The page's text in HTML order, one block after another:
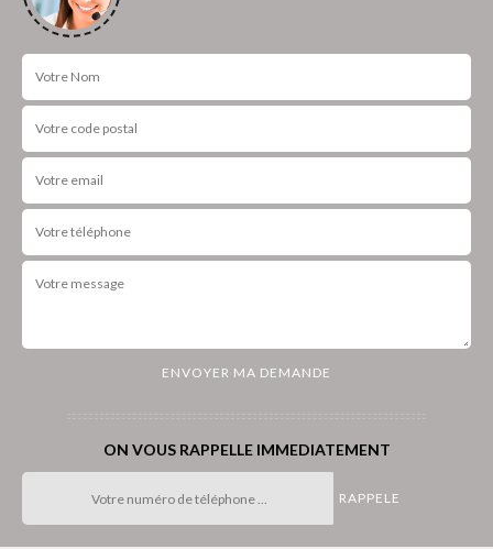
ON VOUS RAPPELLE IMMEDIATEMENT